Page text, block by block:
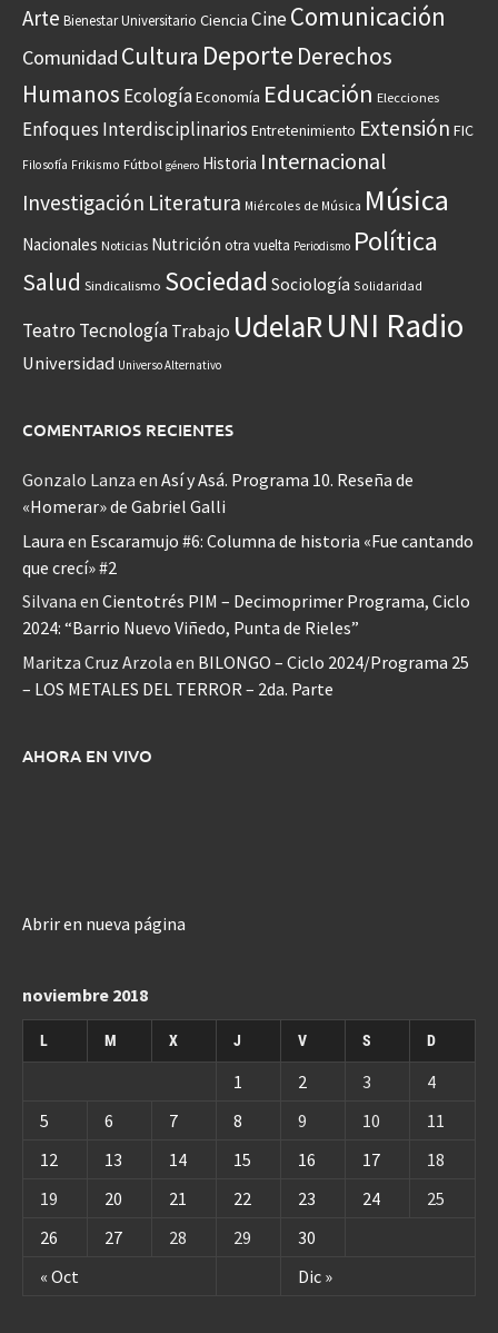
Arte Bienestar Universitario Ciencia CineComunicación
Comunidad Cultura Deporte Derechos
Humanos EcologíaEconomía Educación Elecciones
Enfoques Interdisciplinarios Entretenimiento Extensión FIC
Filosofía Frikismo Fútbol género Historia Internacional
Investigación Literatura Miércoles de Música Música
Nacionales Noticias Nutrición otra vuelta Periodismo Política
Salud Sindicalismo Sociedad Sociología Solidaridad
Teatro Tecnología Trabajo UdelaRUNI Radio
Universidad Universo Alternativo
COMENTARIOS RECIENTES
Gonzalo Lanza en Así y Asá. Programa 10. Reseña de
«Homerar» de Gabriel Galli
Laura en Escaramujo #6: Columna de historia «Fue cantando
que crecí» #2
Silvana en Cientotrés PIM – Decimoprimer Programa, Ciclo
2024: “Barrio Nuevo Viñedo, Punta de Rieles”
Maritza Cruz Arzola en BILONGO – Ciclo 2024/Programa 25
– LOS METALES DEL TERROR – 2da. Parte
AHORA EN VIVO
Abrir en nueva página
noviembre 2018
L M X J V S D
« Oct Dic »
1 2 3
4
5
6 7 8 9 10
11
12
13 14 15 16 17
18
19
20 21 22 23 24
25
26
27 28 29 30